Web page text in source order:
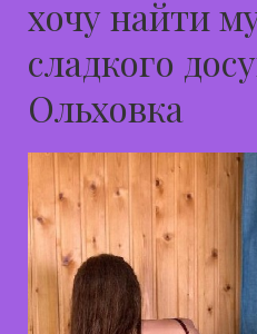
хочу найти
сладкого
Ольховка